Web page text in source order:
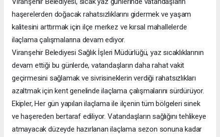
haşerelerden doğacak rahatsızlıklarını gidermek ve yaşam
kalitesini arttırmak için ilçe merkez ve kırsal mahallelerde
ilaçlama çalışmalarına devam ediyor.
Viranşehir Belediyesi Sağlık İşleri Müdürlüğü, yaz sıcaklıklarının
devam ettiği bu günlerde, vatandaşların daha rahat vakit
geçirmesini sağlamak ve sivrisineklerin verdiği rahatsızlıkları
azaltmak için kent genelinde ilaçlama çalışmalarını sürdürüyor.
Ekipler, Her gün yapılan ilaçlama ile ilçenin tüm bölgeleri sinek
ve haşereden bertaraf ediliyor. Vatandaşların sağlığını tehlikeye
atmayacak düzeyde hazırlanan ilaçlama sezon sonuna kadar